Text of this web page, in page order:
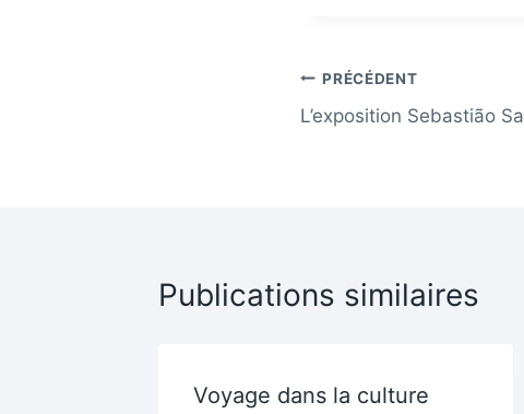
Navigation
de
PRÉCÉDENT
L’exposition Sebastião
Publications similaires
Voyage dans la culture